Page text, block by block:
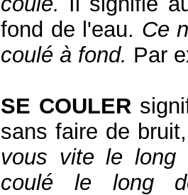
fond de l'eau. Ce
coulé à fond. Par
SE COULER
sans faire de
vous vite le long
coulé le long